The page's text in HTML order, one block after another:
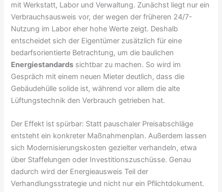
mit Werkstatt, Labor und Verwaltung. Zunächst liegt nur ein
Verbrauchsausweis vor, der wegen der früheren 24/7-
Nutzung im Labor eher hohe Werte zeigt. Deshalb
entscheidet sich der Eigentümer zusätzlich für eine
bedarfsorientierte Betrachtung, um die baulichen
Energiestandards sichtbar zu machen. So wird im
Gespräch mit einem neuen Mieter deutlich, dass die
Gebäudehülle solide ist, während vor allem die alte
Lüftungstechnik den Verbrauch getrieben hat.
Der Effekt ist spürbar: Statt pauschaler Preisabschläge
entsteht ein konkreter Maßnahmenplan. Außerdem lassen
sich Modernisierungskosten gezielter verhandeln, etwa
über Staffelungen oder Investitionszuschüsse. Genau
dadurch wird der Energieausweis Teil der
Verhandlungsstrategie und nicht nur ein Pflichtdokument.